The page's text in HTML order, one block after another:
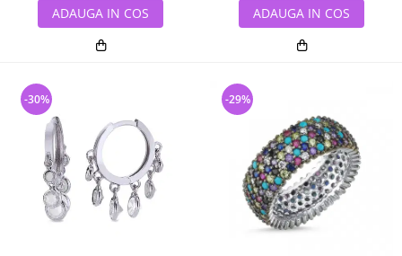
ADAUGA IN COS ADAUGA IN COS
-30% -29%